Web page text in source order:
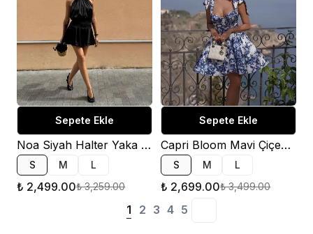
Sepete Ekle
Noa Siyah Halter Yaka Mini Elbise
S M L
₺ 2,499.00₺ 3,259.00
Sepete Ekle
Capri Bloom Mavi Çiçek Desenli Mini Elbise
S M L
₺ 2,699.00₺ 3,499.00
1 2 3 4 5